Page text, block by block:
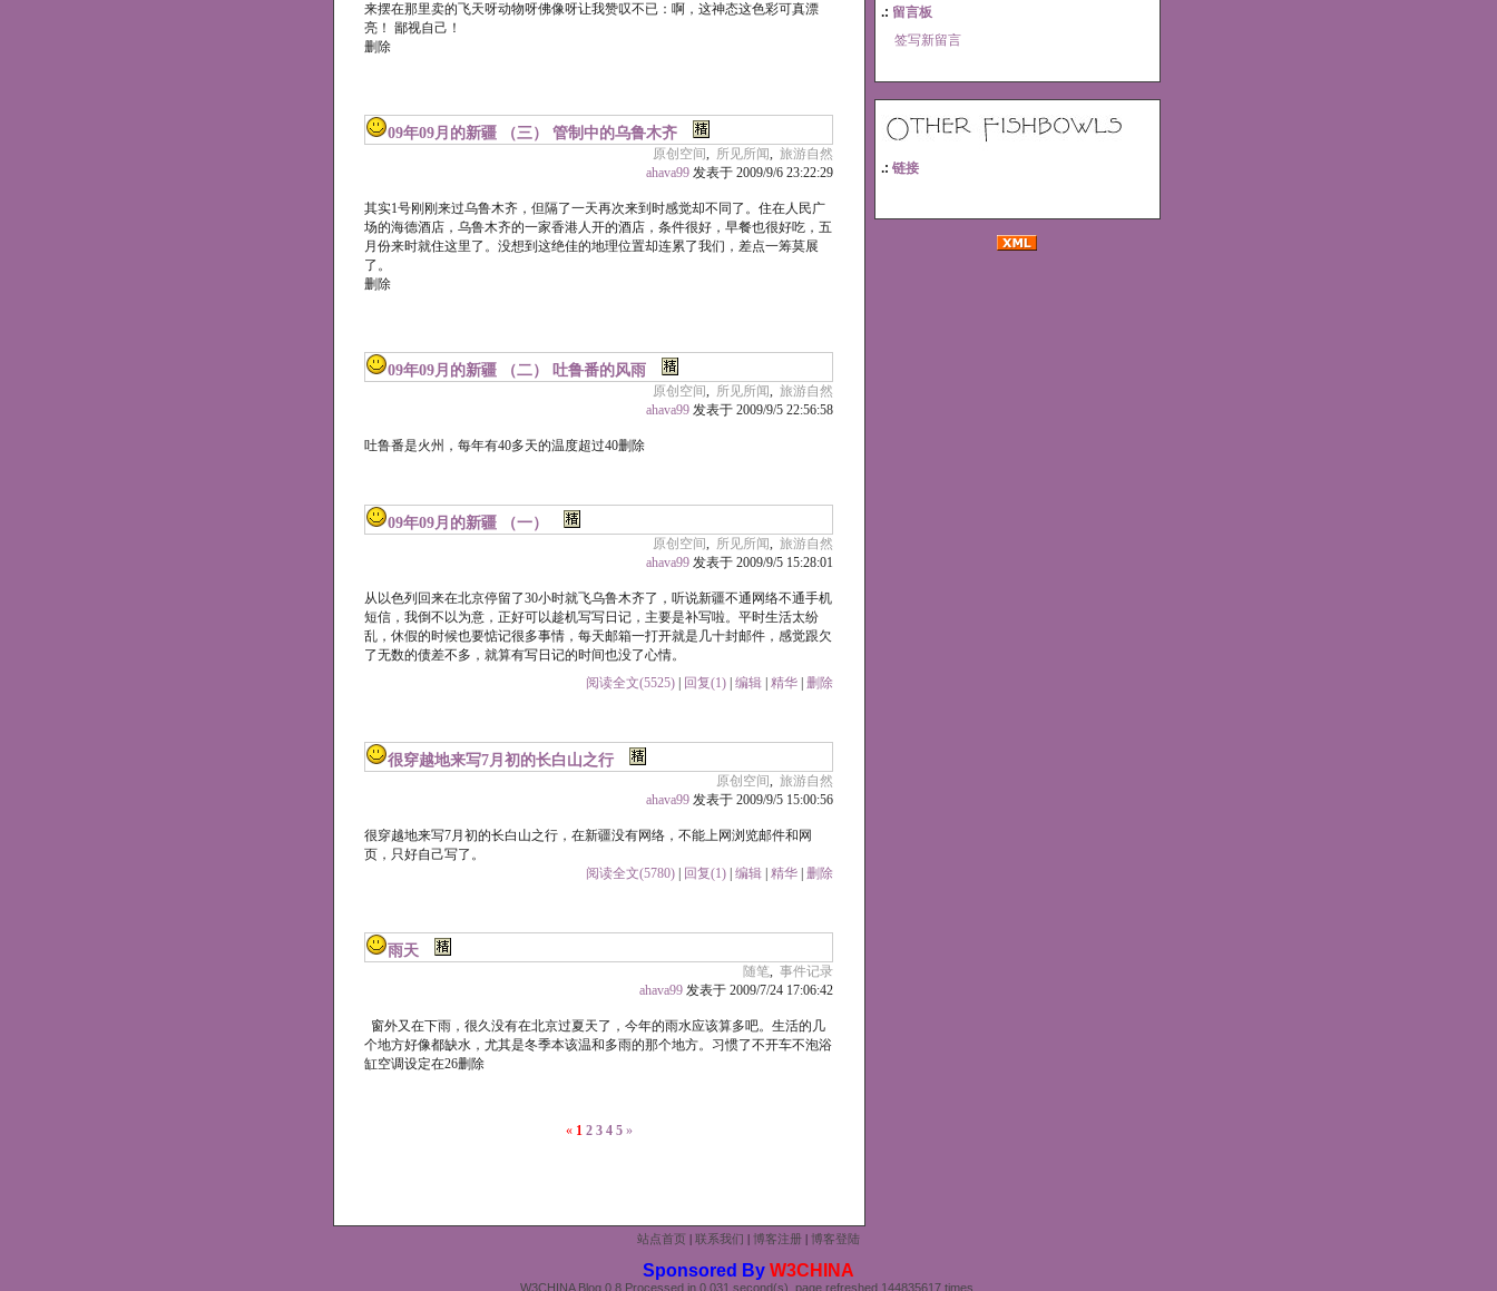
来摆在那里卖的飞天呀动物呀佛像呀让我赞叹不已：啊，这神态这色彩可真漂
亮！ 鄙视自己！
删除
09年09月的新疆 （三） 管制中的乌鲁木齐
原创空间, 所见所闻, 旅游自然
ahava99 发表于 2009/9/6 23:22:29
其实1号刚刚来过乌鲁木齐，但隔了一天再次来到时感觉却不同了。住在人民广
场的海德酒店，乌鲁木齐的一家香港人开的酒店，条件很好，早餐也很好吃，五
月份来时就住这里了。没想到这绝佳的地理位置却连累了我们，差点一筹莫展
了。
删除
09年09月的新疆 （二） 吐鲁番的风雨
原创空间, 所见所闻, 旅游自然
ahava99 发表于 2009/9/5 22:56:58
吐鲁番是火州，每年有40多天的温度超过40删除
09年09月的新疆 （一）
原创空间, 所见所闻, 旅游自然
ahava99 发表于 2009/9/5 15:28:01
从以色列回来在北京停留了30小时就飞乌鲁木齐了，听说新疆不通网络不通手机
短信，我倒不以为意，正好可以趁机写写日记，主要是补写啦。平时生活太纷
乱，休假的时候也要惦记很多事情，每天邮箱一打开就是几十封邮件，感觉跟欠
了无数的债差不多，就算有写日记的时间也没了心情。
阅读全文(5525)
回复(1) 编辑 精华 删除
很穿越地来写7月初的长白山之行
原创空间, 旅游自然
ahava99 发表于 2009/9/5 15:00:56
很穿越地来写7月初的长白山之行，在新疆没有网络，不能上网浏览邮件和网
页，只好自己写了。
阅读全文(5780)
回复(1) 编辑 精华 删除
雨天
随笔, 事件记录
ahava99 发表于 2009/7/24 17:06:42
窗外又在下雨，很久没有在北京过夏天了，今年的雨水应该算多吧。生活的几
个地方好像都缺水，尤其是冬季本该温和多雨的那个地方。习惯了不开车不泡浴
缸空调设定在26删除
« 1 2 3 4 5 »
.: 留言板
签写新留言
.: 链接
站点首页 | 联系我们 | 博客注册 | 博客登陆
Sponsored By W3CHINA
W3CHINA Blog 0.8 Processed in 0.031 second(s), page refreshed 144835617 times.